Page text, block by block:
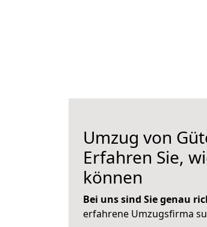
Umzug von
Erfahren Sie,
können
Bei uns sind Sie genau
erfahrene Umzugsfirma